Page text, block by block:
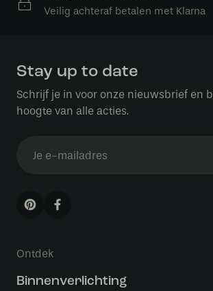
Veilig achteraf betalen met Klarna
Stay up to date
Schrijf je in voor onze nieuwsbrief en
hoogte van alle acties.
Ontdek
Binnenverlichting